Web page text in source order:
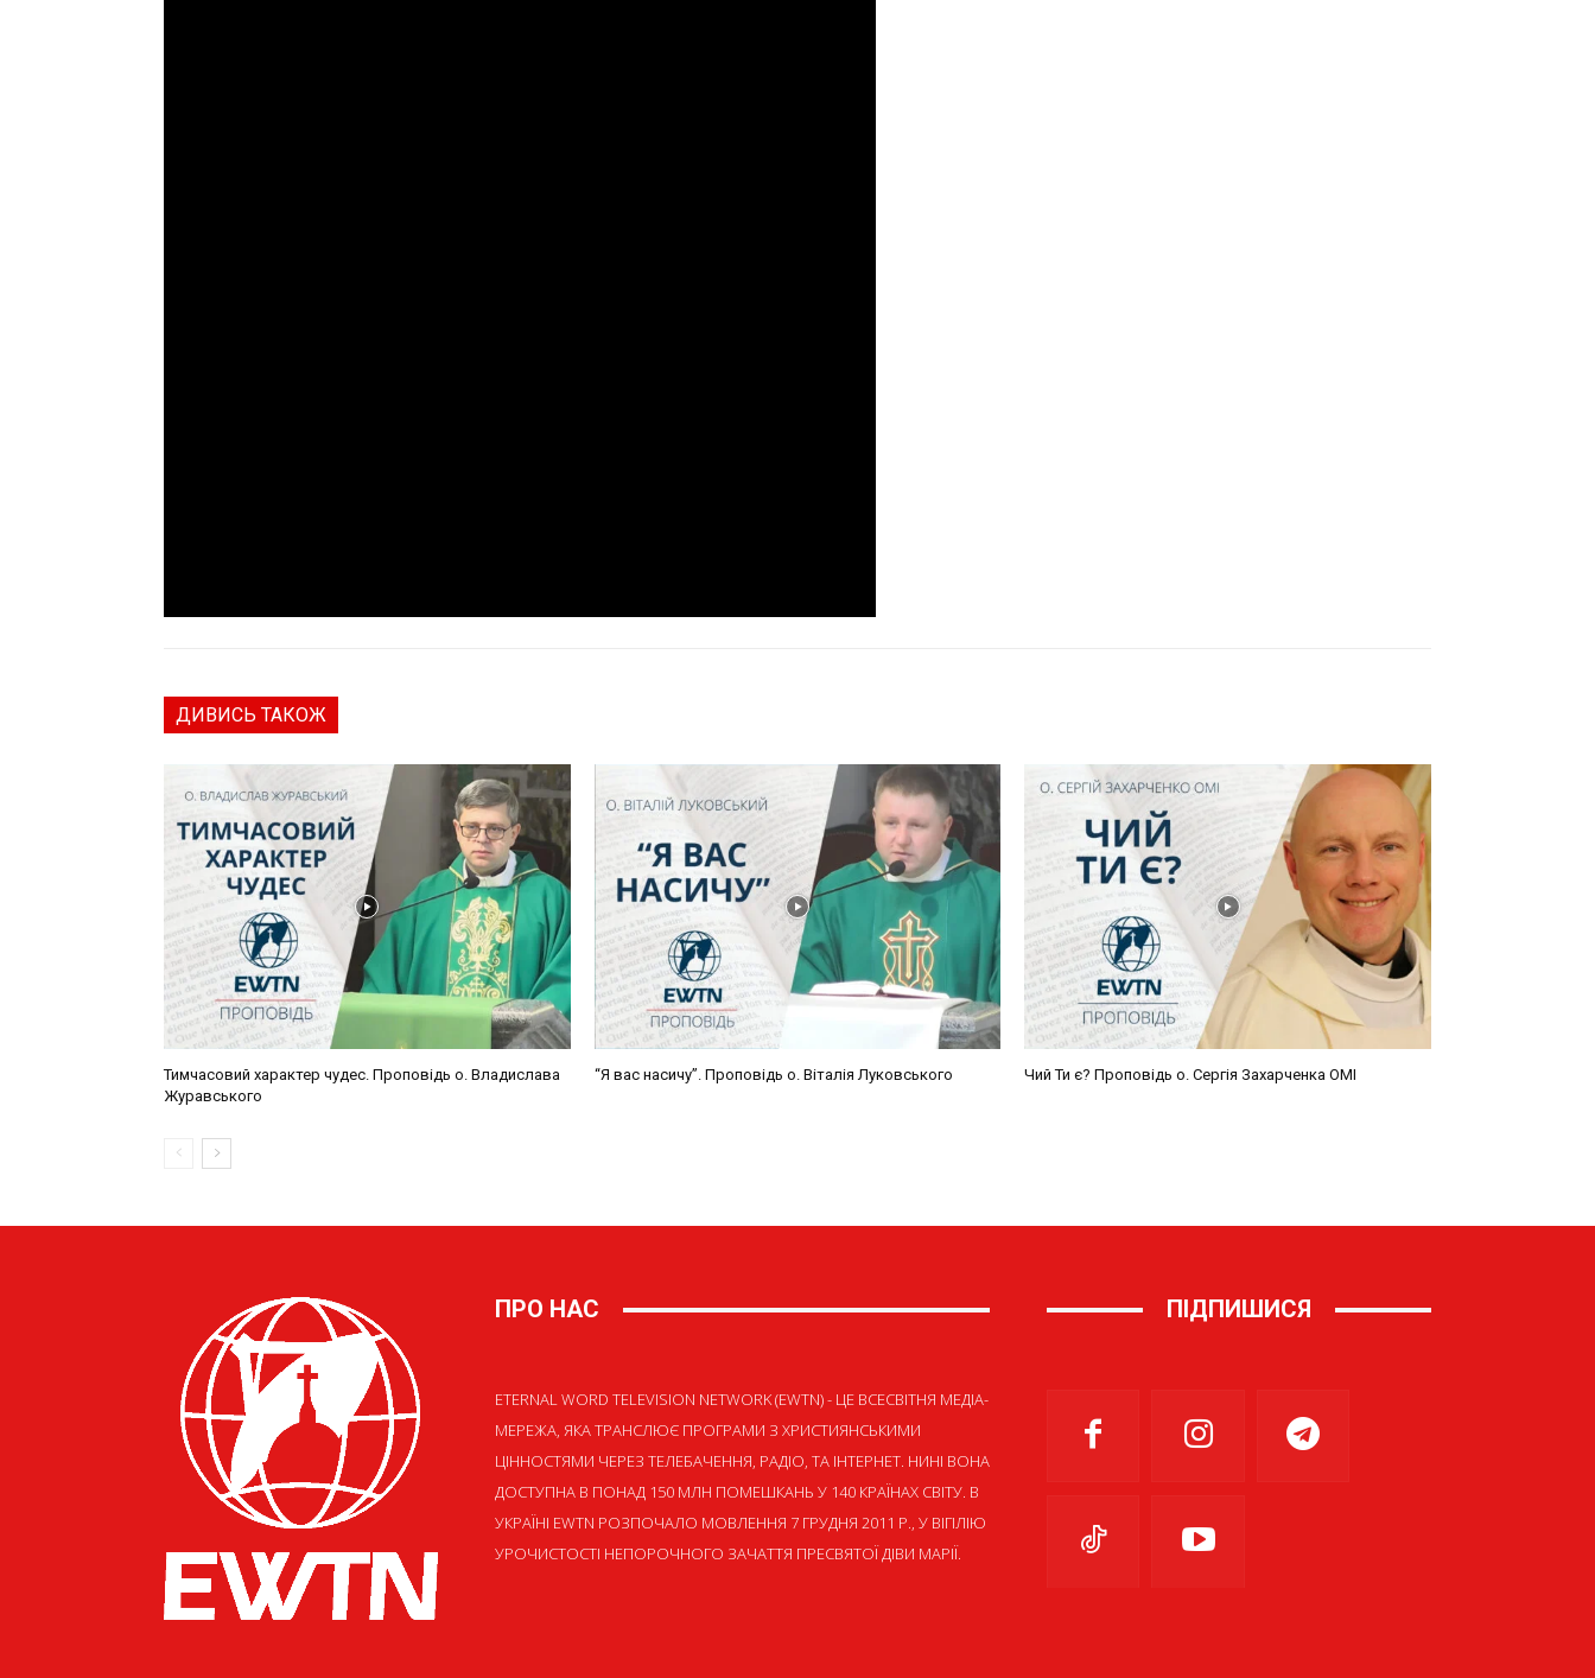
ПРО НАС
ETERNAL WORD TELEVISION NETWORK (EWTN) - ЦЕ ВСЕСВІТНЯ МЕДІА-
МЕРЕЖА, ЯКА ТРАНСЛЮЄ ПРОГРАМИ З ХРИСТИЯНСЬКИМИ
ЦІННОСТЯМИ ЧЕРЕЗ ТЕЛЕБАЧЕННЯ, РАДІО, ТА ІНТЕРНЕТ. НИНІ ВОНА
ДОСТУПНА В ПОНАД 150 МЛН ПОМЕШКАНЬ У 140 КРАЇНАХ СВІТУ. В
УКРАЇНІ EWTN РОЗПОЧАЛО МОВЛЕННЯ 7 ГРУДНЯ 2011 Р., У ВІГІЛІЮ
УРОЧИСТОСТІ НЕПОРОЧНОГО ЗАЧАТТЯ ПРЕСВЯТОЇ ДІВИ МАРІЇ.
ПІДПИШИСЯ